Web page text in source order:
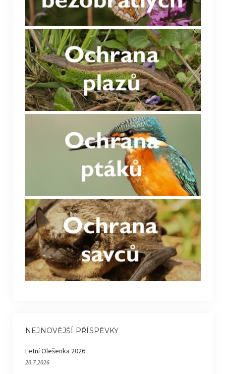
NEJNOVĚJŠÍ PŘÍSPĚVKY
Letní Olešenka 2026
20.7.2026